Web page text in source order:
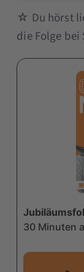
☆ Du hörst
die Folge bei